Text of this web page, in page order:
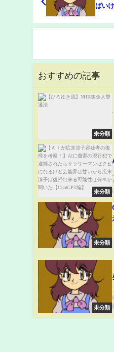
ばい
おすすめの記事
未分類
未分類
未分類
未分類